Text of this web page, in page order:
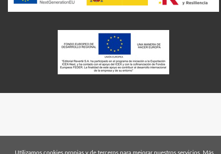
Utilizamos cookies propias y de terceros para mejorar nuestros servicios. Más